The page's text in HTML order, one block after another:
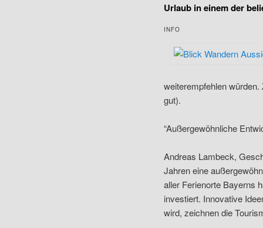
Urlaub in einem der
INFO
weiterempfehlen
gut).
“Außergewöhnliche
Andreas Lambeck,
Jahren eine
aller Ferienorte Bayerns
investiert. Innovative
wird, zeichnen die